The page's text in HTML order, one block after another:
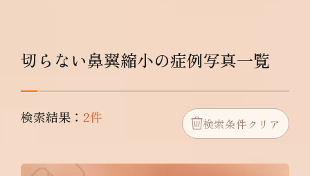
切らない鼻翼縮小の症例写真一覧
検索結果： 2件 検索条件クリア